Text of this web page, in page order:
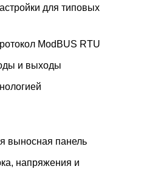
для типовых
ModBUS RTU
и выходы
выносная панель
напряжения и